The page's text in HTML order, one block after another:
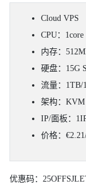
Cloud VPS
CPU：1core
内存：
硬盘：15G
流量：1TB/
架构：KVM
IP/面板：
价格：
优惠码：